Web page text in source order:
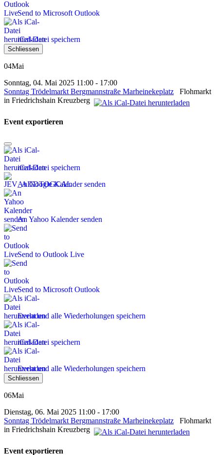
Send to Microsoft Outlook
iCal-Datei speichern
Schliessen
04Mai
Sonntag, 04. Mai 2025 11:00 - 17:00
Sonntag Trödelmarkt Bergmannstraße Marheinekeplatz Flohmarkt
in Friedrichshain Kreuzberg
Event exportieren
iCal-Datei speichern
An Google Kalender senden
An Yahoo Kalender senden
Send to Outlook Live
Send to Microsoft Outlook
Event und alle Wiederholungen speichern
iCal-Datei speichern
Event und alle Wiederholungen speichern
Schliessen
06Mai
Dienstag, 06. Mai 2025 11:00 - 17:00
Sonntag Trödelmarkt Bergmannstraße Marheinekeplatz Flohmarkt
in Friedrichshain Kreuzberg
Event exportieren